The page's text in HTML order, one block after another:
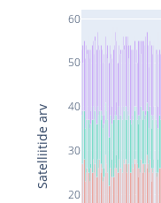
20
30
40
50
60
Satelliitide arv